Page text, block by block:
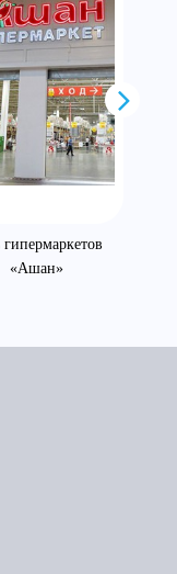
гипермаркетов
«Ашан»